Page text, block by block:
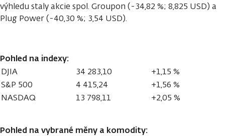
výhledu staly akcie spol. Groupon (-34,82 %; 8,825 USD) a
Plug Power (-40,30 %; 3,54 USD).
Pohled na indexy:
DJIA 34 283,10
+1,15 %
S&P 500
4 415,24
+1,56 %
NASDAQ
13 798,11 +2,05 %
Pohled na vybrané měny a komodity: